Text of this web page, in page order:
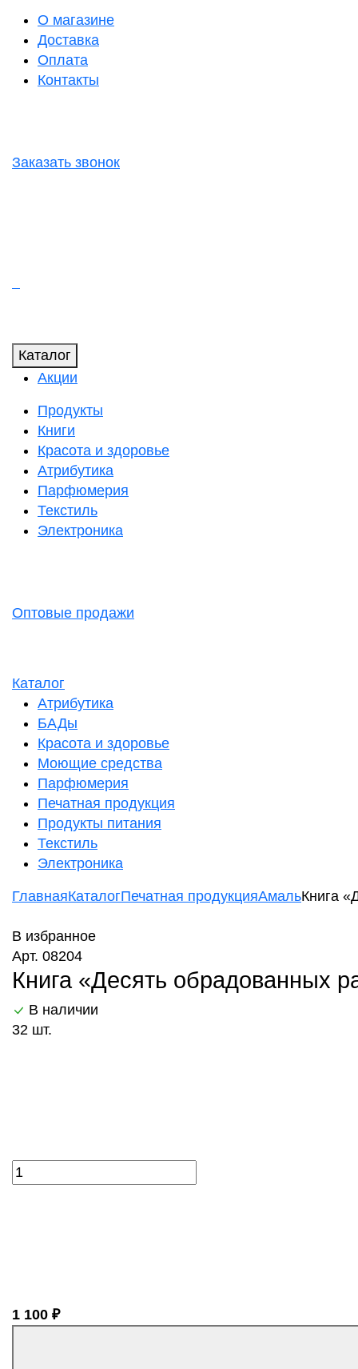
О магазине
Доставка
Оплата
Контакты
Заказать звонок
Каталог
Акции
Продукты
Книги
Красота и здоровье
Атрибутика
Парфюмерия
Текстиль
Электроника
Оптовые продажи
Каталог
Атрибутика
БАДы
Красота и здоровье
Моющие средства
Парфюмерия
Печатная продукция
Продукты питания
Текстиль
Электроника
ГлавнаяКаталогПечатная продукцияАмальКнига
В избранное
Арт. 08204
Книга «Десять обрадованных
В наличии
32 шт.
1 100 ₽